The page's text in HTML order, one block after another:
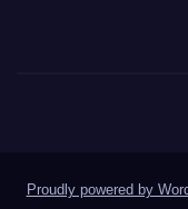
Proudly powered by